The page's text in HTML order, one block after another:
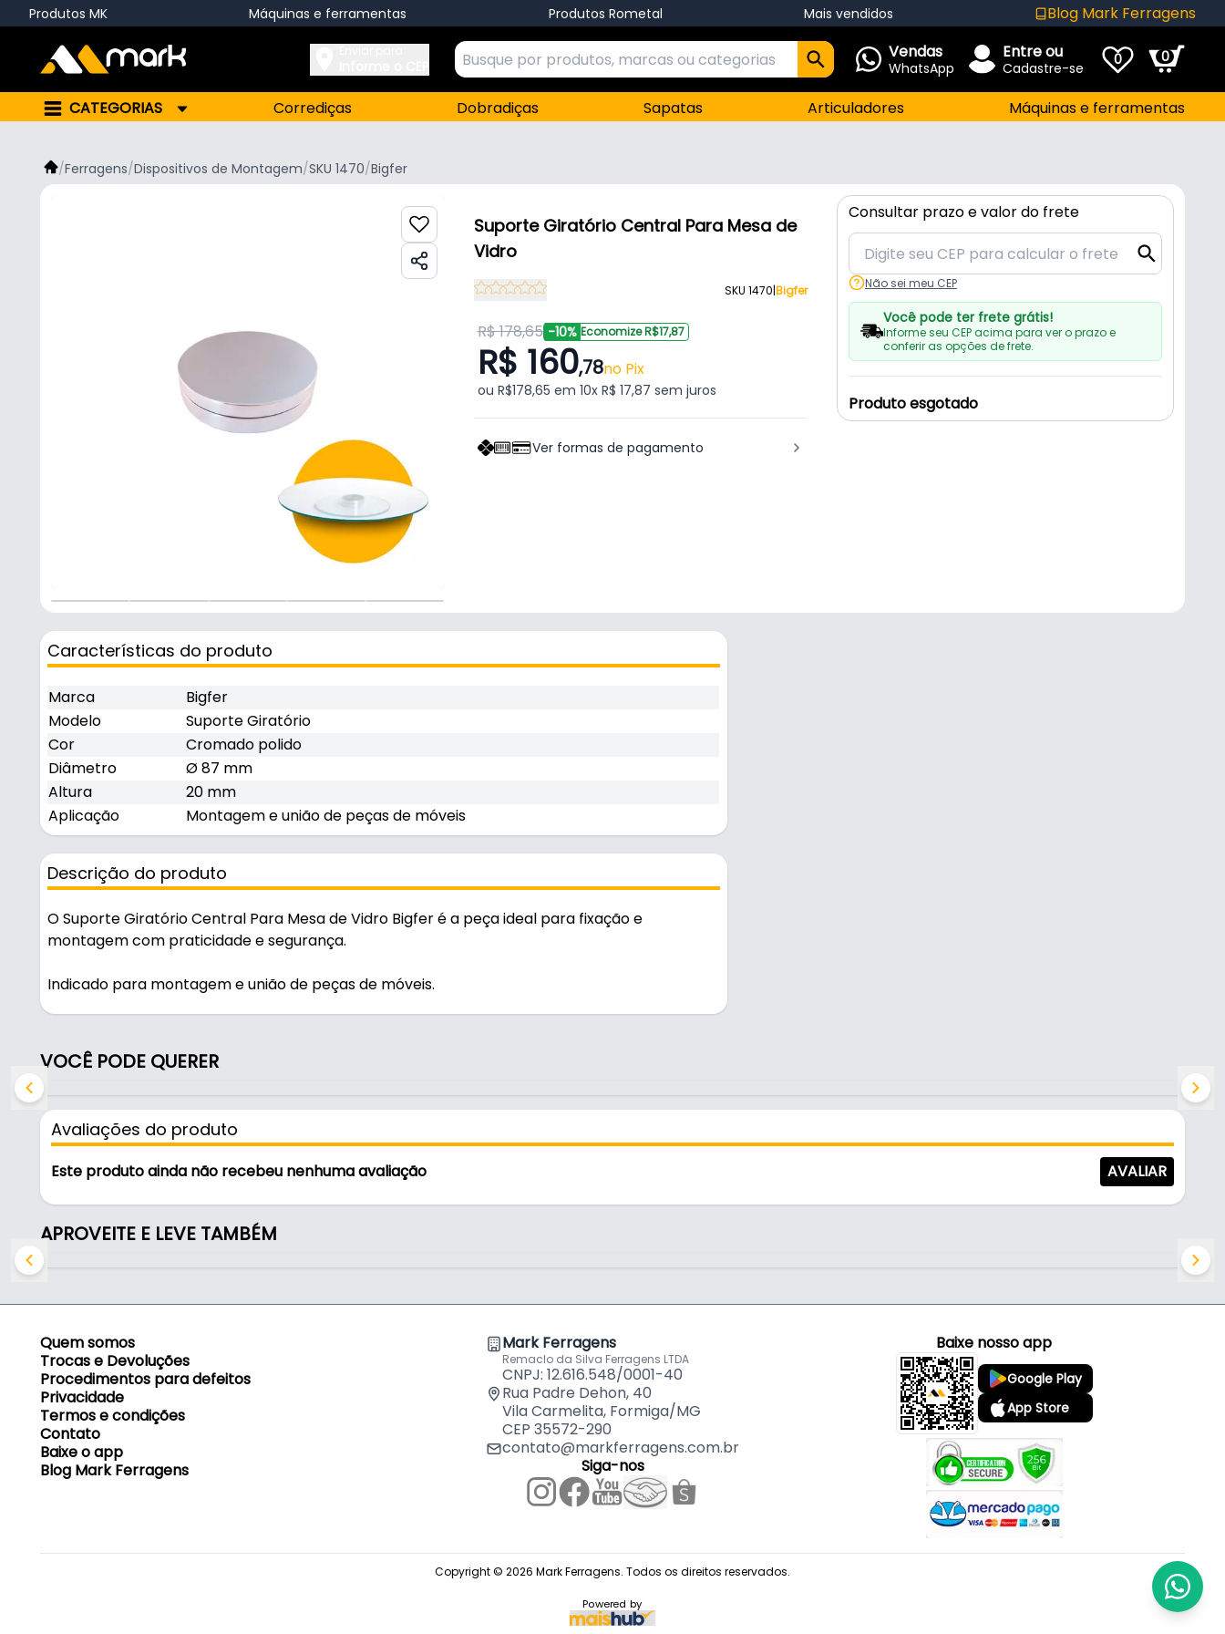
Produtos MK Máquinas e ferramentas Produtos Rometal Mais vendidos Blog Mark Ferragens
Vendas
WhatsApp
Entre ou
Cadastre-se 0 0
CATEGORIAS Corrediças Dobradiças Sapatas Articuladores Máquinas e ferramentas
/Ferragens/Dispositivos de Montagem/SKU 1470/Bigfer
+4
Suporte Giratório Central Para Mesa de
Vidro
SKU 1470|Bigfer
R$ 178,65 -10% Economize R$17,87
R$ 160,78no Pix
ou R$178,65 em 10x R$ 17,87 sem juros
Ver formas de pagamento
Consultar prazo e valor do frete
Não sei meu CEP
Você pode ter frete grátis!
Informe seu CEP acima para ver o prazo e
conferir as opções de frete.
Produto esgotado
Características do produto
Marca
Bigfer
Modelo
Suporte Giratório
Cor
Cromado polido
Diâmetro
Ø 87 mm
Altura
20 mm
Aplicação
Montagem e união de peças de móveis
Descrição do produto
O Suporte Giratório Central Para Mesa de Vidro Bigfer é a peça ideal para fixação e
montagem com praticidade e segurança.
Indicado para montagem e união de peças de móveis.
Características:
- Modelo: Suporte Giratório
- Cor: Cromado polido
- Altura: 20 mm
- Aplicação: Montagem e união de peças de móveis
Indicado para:
VOCÊ PODE QUERER
Avaliações do produto
Este produto ainda não recebeu nenhuma avaliação AVALIAR
APROVEITE E LEVE TAMBÉM
Quem somos
Trocas e Devoluções
Procedimentos para defeitos
Privacidade
Termos e condições
Contato
Baixe o app
Blog Mark Ferragens
Mark Ferragens
Remaclo da Silva Ferragens LTDA
CNPJ: 12.616.548/0001-40
Rua Padre Dehon, 40
Vila Carmelita, Formiga/MG
CEP 35572-290
contato@markferragens.com.br
Siga-nos
Baixe nosso app
Google Play
App Store
Copyright © 2026 Mark Ferragens. Todos os direitos reservados.
Powered by